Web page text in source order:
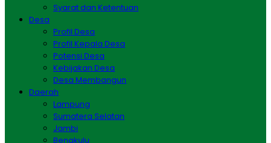
Syarat dan Ketentuan
Desa
Profil Desa
Profil Kepala Desa
Potensi Desa
Kebijakan Desa
Desa Membangun
Daerah
Lampung
Sumatera Selatan
Jambi
Bengkulu